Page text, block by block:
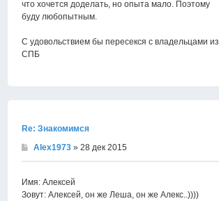
что хочется доделать, но опыта мало. Поэтому
буду любопытным.
С удовольствием бы пересекся с владельцами из
СПБ
Re: Знакомимся
Alex1973 » 28 дек 2015
Имя: Алексей
Зовут: Алексей, он же Леша, он же Алекс..))))